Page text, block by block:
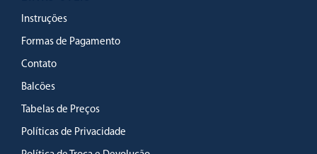
Instruções
Formas de Pagamento
Contato
Balcões
Tabelas de Preços
Políticas de Privacidade